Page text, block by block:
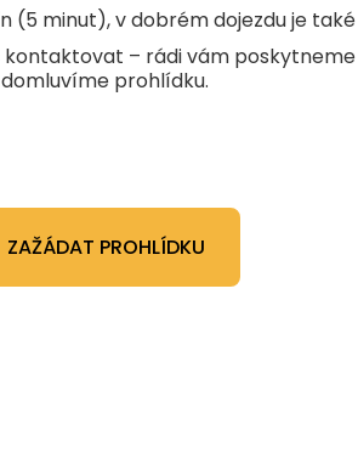
(5 minut), v dobrém dojezdu je
kontaktovat – rádi vám
domluvíme prohlídku.
ZAŽÁDAT PROHLÍDKU